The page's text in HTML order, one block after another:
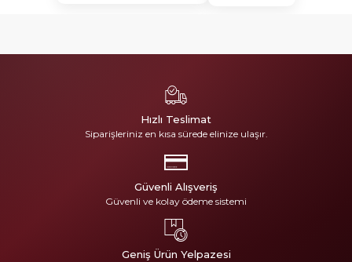
Hızlı Teslimat
Siparişleriniz en kısa sürede elinize ulaşır.
Güvenli Alışveriş
Güvenli ve kolay ödeme sistemi
Geniş Ürün Yelpazesi